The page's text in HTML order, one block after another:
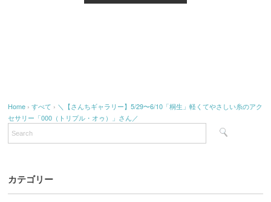
Home ›すべて › ＼【さんちギャラリー】5/29〜6/10「桐生」軽くてやさしい糸のアク
セサリー「000（トリプル・オゥ）」さん／
カテゴリー